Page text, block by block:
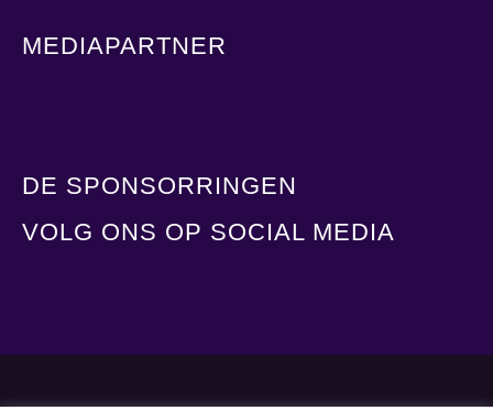
MEDIAPARTNER
DE SPONSORRINGEN
VOLG ONS OP SOCIAL MEDIA